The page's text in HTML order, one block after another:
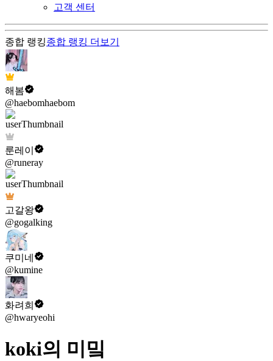
고객 센터
종합 랭킹종합 랭킹 더보기
해봄
@haebomhaebom
룬레이
@runeray
고갈왕
@gogalking
쿠미네
@kumine
화려희
@hwaryeohi
koki의 미밐